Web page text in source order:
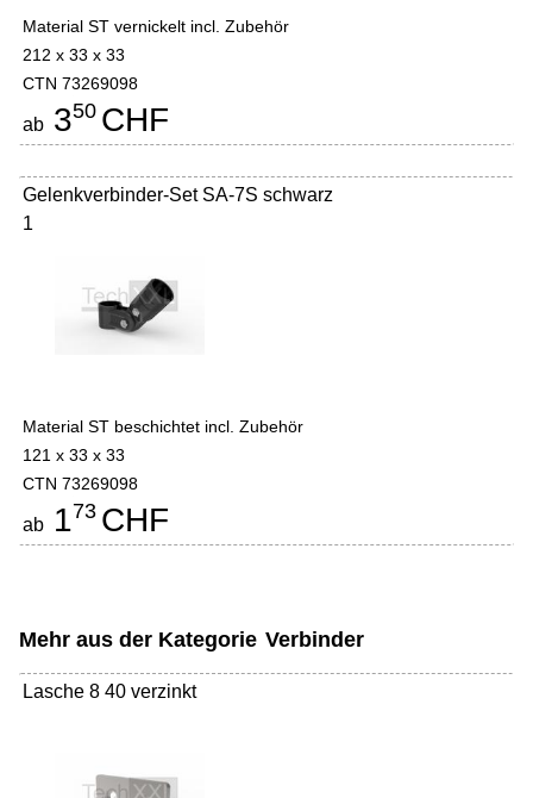
Material ST vernickelt incl. Zubehör
212 x 33 x 33
CTN 73269098
ab 350 CHF
Gelenkverbinder-Set SA-7S schwarz
1
Material ST beschichtet incl. Zubehör
121 x 33 x 33
CTN 73269098
ab 173 CHF
Mehr aus der Kategorie Verbinder
Lasche 8 40 verzinkt